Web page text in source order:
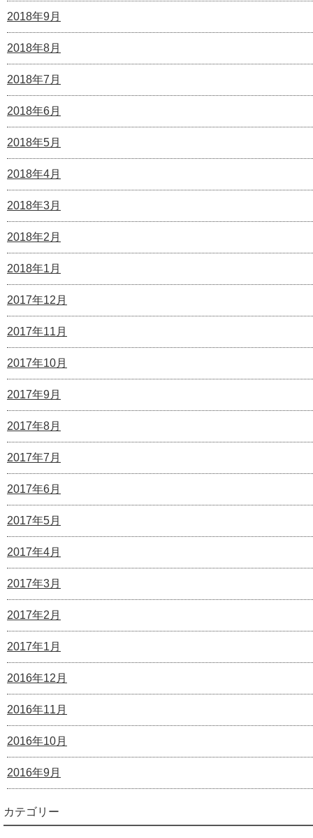
2018年9月
2018年8月
2018年7月
2018年6月
2018年5月
2018年4月
2018年3月
2018年2月
2018年1月
2017年12月
2017年11月
2017年10月
2017年9月
2017年8月
2017年7月
2017年6月
2017年5月
2017年4月
2017年3月
2017年2月
2017年1月
2016年12月
2016年11月
2016年10月
2016年9月
カテゴリー